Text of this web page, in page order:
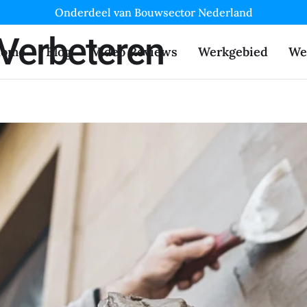
Onderdeel van Bouwsector Nederland
Blog Video Reviews Werkgebied